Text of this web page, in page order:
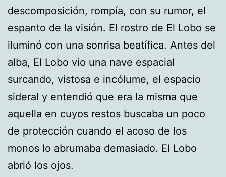
descomposición, rompía, con su rumor, el
espanto de la visión. El rostro de El Lobo se
iluminó con una sonrisa beatífica. Antes del
alba, El Lobo vio una nave espacial
surcando, vistosa e incólume, el espacio
sideral y entendió que era la misma que
aquella en cuyos restos buscaba un poco
de protección cuando el acoso de los
monos lo abrumaba demasiado. El Lobo
abrió los ojos.